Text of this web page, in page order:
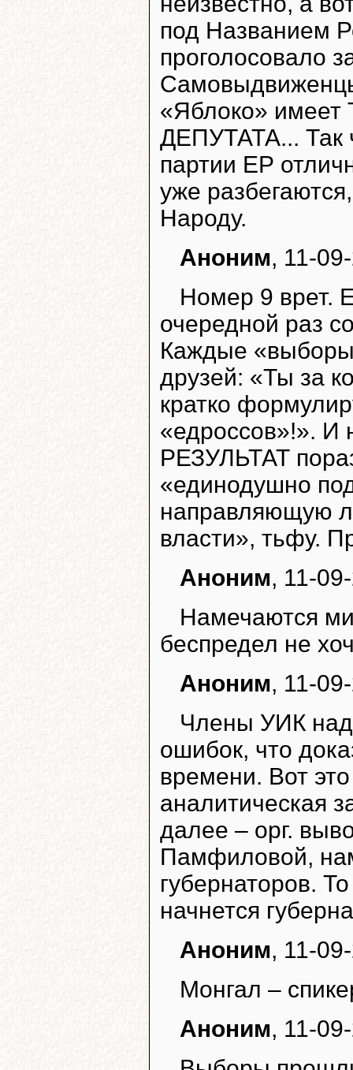
под Названием
проголосовало
«Яблоко» имеет
ДЕПУТАТА... Так
партии ЕР
уже
Народу.
Аноним, 11-
Номер 9 врет.
очередной раз
Каждые
друзей: «Ты за
кратко
«едроссов»!». И
РЕЗУЛЬТАТ
«единодушно
направляющую
власти», тьфу.
Аноним, 11-
Намечаются
беспредел не
Аноним, 11-
Члены УИК
ошибок, что
времени. Вот
аналитическая
далее – орг.
Памфиловой,
губернаторов.
начнется
Аноним, 11-
Монгал –
Аноним, 11-